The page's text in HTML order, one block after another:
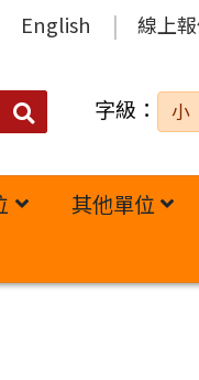
English 線上
搜
字級： 小
其他單位